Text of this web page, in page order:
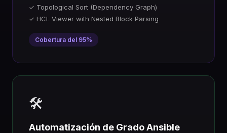
✓ Topological Sort (Dependency Graph)
✓ HCL Viewer with Nested Block Parsing
Cobertura del 95%
🛠️
Automatización de Grado Ansible